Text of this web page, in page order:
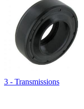
3 - Transmissions